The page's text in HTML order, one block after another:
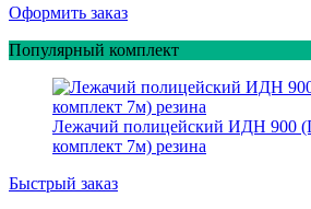
Оформить заказ
Популярный комплект
Лежачий полицейский ИДН 900
комплект 7м) резина
Быстрый заказ